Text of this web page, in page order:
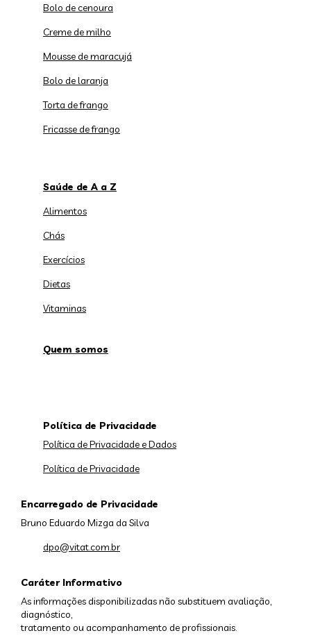
Bolo de cenoura
Creme de milho
Mousse de maracujá
Bolo de laranja
Torta de frango
Fricasse de frango
Saúde de A a Z
Alimentos
Chás
Exercícios
Dietas
Vitaminas
Quem somos
Caráter Informativo
As informações disponibilizadas não substituem avaliação,
diagnóstico,
tratamento ou acompanhamento de profissionais.
Política de Privacidade
Política de Privacidade e Dados
Política de Privacidade
Encarregado de Privacidade
Bruno Eduardo Mizga da Silva
dpo@vitat.com.br